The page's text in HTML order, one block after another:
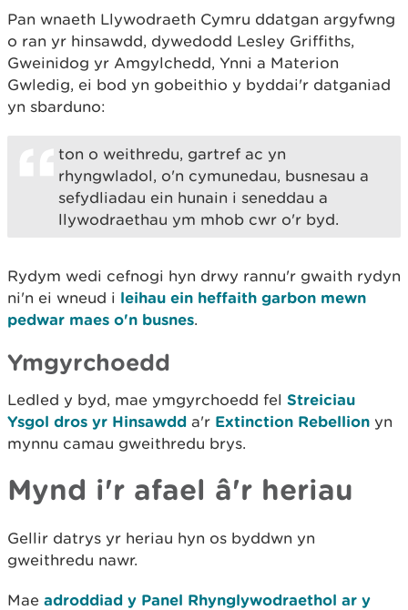
Pan wnaeth Llywodraeth Cymru ddatgan argyfwng
o ran yr hinsawdd, dywedodd Lesley Griffiths,
Gweinidog yr Amgylchedd, Ynni a Materion
Gwledig, ei bod yn gobeithio y byddai'r datganiad
yn sbarduno:
ton o weithredu, gartref ac yn
rhyngwladol, o'n cymunedau, busnesau a
sefydliadau ein hunain i seneddau a
llywodraethau ym mhob cwr o'r byd.
Rydym wedi cefnogi hyn drwy rannu'r gwaith rydyn
ni'n ei wneud i leihau ein heffaith garbon mewn
pedwar maes o'n busnes.
Ymgyrchoedd
Ledled y byd, mae ymgyrchoedd fel Streiciau
Ysgol dros yr Hinsawdd a'r Extinction Rebellion yn
mynnu camau gweithredu brys.
Mynd i'r afael â'r heriau
Gellir datrys yr heriau hyn os byddwn yn
gweithredu nawr.
Mae adroddiad y Panel Rhynglywodraethol ar y